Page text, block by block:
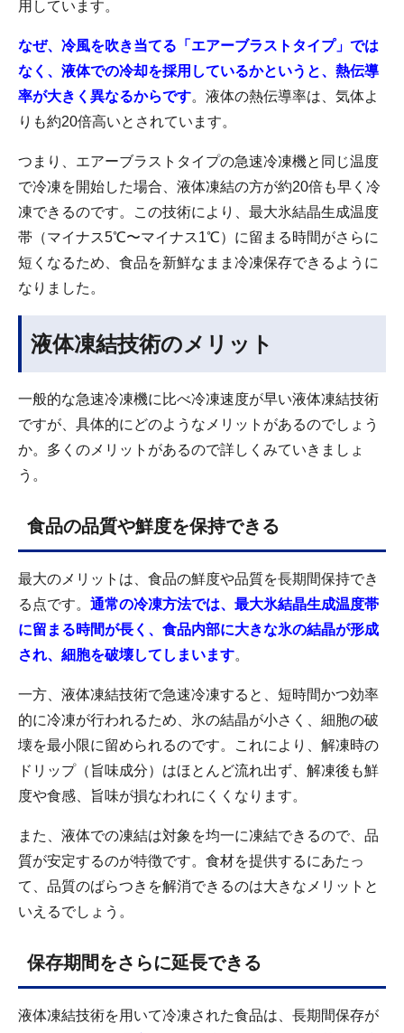
用しています。
なぜ、冷風を吹き当てる「エアーブラストタイプ」では
なく、液体での冷却を採用しているかというと、熱伝導
率が大きく異なるからです。液体の熱伝導率は、気体よ
りも約20倍高いとされています。
つまり、エアーブラストタイプの急速冷凍機と同じ温度
で冷凍を開始した場合、液体凍結の方が約20倍も早く冷
凍できるのです。この技術により、最大氷結晶生成温度
帯（マイナス5℃〜マイナス1℃）に留まる時間がさらに
短くなるため、食品を新鮮なまま冷凍保存できるように
なりました。
液体凍結技術のメリット
一般的な急速冷凍機に比べ冷凍速度が早い液体凍結技術
ですが、具体的にどのようなメリットがあるのでしょう
か。多くのメリットがあるので詳しくみていきましょ
う。
食品の品質や鮮度を保持できる
最大のメリットは、食品の鮮度や品質を長期間保持でき
る点です。 通常の冷凍方法では、最大氷結晶生成温度帯
に留まる時間が長く、食品内部に大きな氷の結晶が形成
され、細胞を破壊してしまいます。
一方、液体凍結技術で急速冷凍すると、短時間かつ効率
的に冷凍が行われるため、氷の結晶が小さく、細胞の破
壊を最小限に留められるのです。これにより、解凍時の
ドリップ（旨味成分）はほとんど流れ出ず、解凍後も鮮
度や食感、旨味が損なわれにくくなります。
また、液体での凍結は対象を均一に凍結できるので、品
質が安定するのが特徴です。食材を提供するにあたっ
て、品質のばらつきを解消できるのは大きなメリットと
いえるでしょう。
保存期間をさらに延長できる
液体凍結技術を用いて冷凍された食品は、長期間保存が